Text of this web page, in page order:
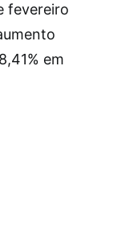
fevereiro
em